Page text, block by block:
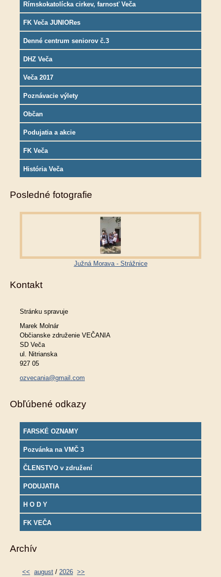
Rímskokatolícka cirkev, farnosť Veča
FK Veča JUNIORes
Denné centrum seniorov č.3
DHZ Veča
Veča 2017
Poznávacie výlety
Občan
Podujatia a akcie
FK Veča
História Veča
Posledné fotografie
Južná Morava - Strážnice
Kontakt
Stránku spravuje
Marek Molnár
Občianske združenie VEČANIA
SD Veča
ul. Nitrianska
927 05
ozvecania@gmail.com
Obľúbené odkazy
FARSKÉ OZNAMY
Pozvánka na VMČ 3
ČLENSTVO v združení
PODUJATIA
H O D Y
FK VEČA
Archív
<< august / 2026 >>